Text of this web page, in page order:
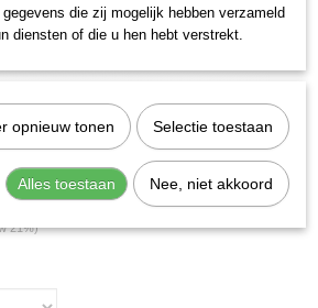
24-9X11
21%)
die zij mogelijk hebben verzameld
diensten of die u hen hebt verstrekt.
opnieuw tonen Selectie toestaan
Alles toestaan Nee, niet akkoord